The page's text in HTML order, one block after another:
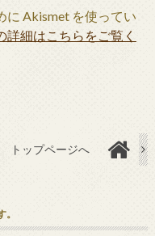
に Akismet を使ってい
細はこちらをご覧く
トップページへ